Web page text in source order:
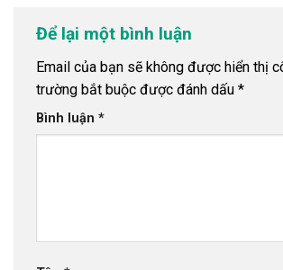
Để lại một bình luận
Email của bạn sẽ không được hiển thị
trường bắt buộc được đánh dấu *
Bình luận *